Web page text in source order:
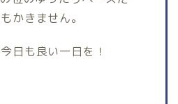
かきません。
日も良い一日を！